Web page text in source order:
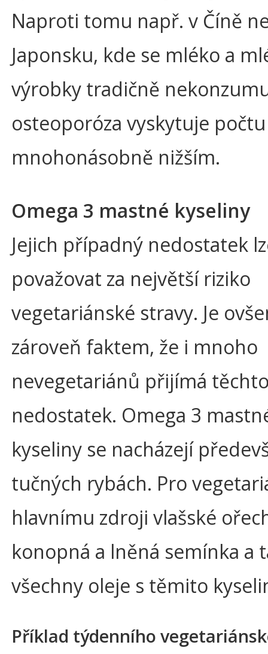
Naproti tomu např. v Číně
Japonsku, kde se mléko a
výrobky tradičně
osteoporóza vyskytuje
mnohonásobně nižším.
Omega 3 mastné kyseliny
Jejich případný nedostatek
považovat za největší riziko
vegetariánské stravy. Je
zároveň faktem, že i mnoho
nevegetariánů přijímá
nedostatek. Omega 3
kyseliny se nacházejí
tučných rybách. Pro
hlavnímu zdroji vlašské
konopná a lněná semínka a
všechny oleje s těmito
Příklad týdenního